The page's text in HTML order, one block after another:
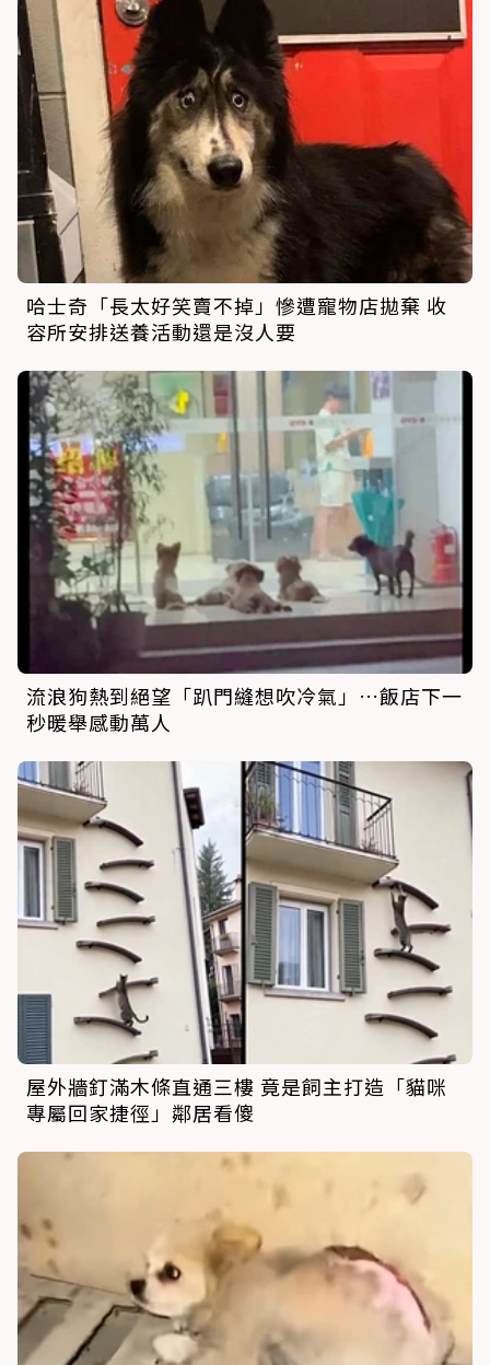
哈士奇「長太好笑賣不掉」慘遭寵物店拋棄 收
容所安排送養活動還是沒人要
流浪狗熱到絕望「趴門縫想吹冷氣」…飯店下一
秒暖舉感動萬人
屋外牆釘滿木條直通三樓 竟是飼主打造「貓咪
專屬回家捷徑」鄰居看傻